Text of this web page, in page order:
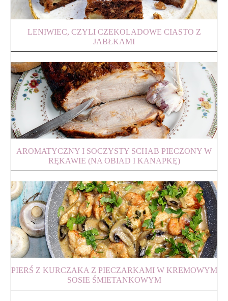
LENIWIEC, CZYLI CZEKOLADOWE CIASTO Z
JABŁKAMI
AROMATYCZNY I SOCZYSTY SCHAB PIECZONY W
RĘKAWIE (NA OBIAD I KANAPKĘ)
PIERŚ Z KURCZAKA Z PIECZARKAMI W KREMOWYM
SOSIE ŚMIETANKOWYM